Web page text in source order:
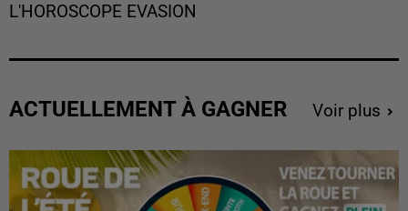
L'HOROSCOPE EVASION
ACTUELLEMENT À GAGNER Voir plus